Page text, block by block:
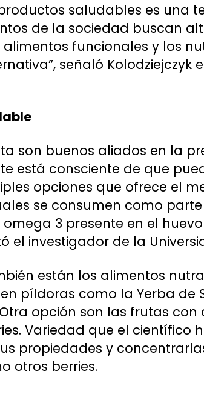
saludables es una
de la sociedad buscan
alimentos funcionales y los
señaló
son buenos aliados en la
está consciente de que
opciones que ofrece el
se consumen como
3 presente en el
el investigador de la
están los alimentos
píldoras como la Yerba de
opción son las frutas
Variedad que el
propiedades y
otros berries.